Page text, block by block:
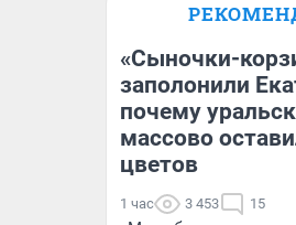
Ирина Волкова
«Реабилитация
Волковой»
«Сыночки-
заполонили
почему
массово
цветов
1 час 3 453 15